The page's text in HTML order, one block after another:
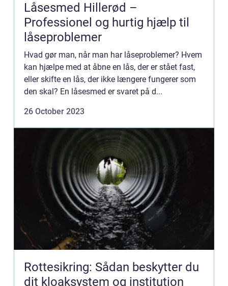
Låsesmed Hillerød –
Professionel og hurtig hjælp til
låseproblemer
Hvad gør man, når man har låseproblemer? Hvem
kan hjælpe med at åbne en lås, der er stået fast,
eller skifte en lås, der ikke længere fungerer som
den skal? En låsesmed er svaret på d...
26 October 2023
Rottesikring: Sådan beskytter du
dit kloaksystem og institution